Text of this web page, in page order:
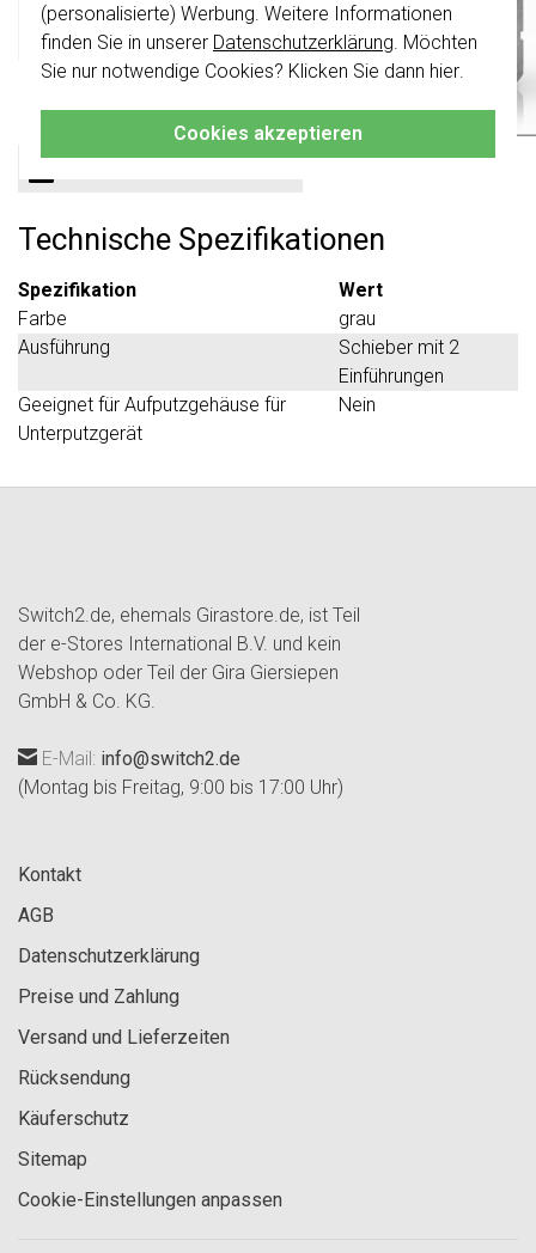
(personalisierte) Werbung. Weitere Informationen
finden Sie in unserer Datenschutzerklärung . Möchten
Sie nur notwendige Cookies? Klicken Sie dann hier
Cookies akzeptieren
Schnelle Lieferzeiten
Produktbeschreibung
Technische Spezifikationen
Spezifikation
Wert
Farbe
grau
Ausführung
Schieber mit 2
Einführungen
Geeignet für Aufputzgehäuse für
Unterputzgerät
Nein
Switch2.de, ehemals Girastore.de, ist Teil
der e-Stores International B.V. und kein
Webshop oder Teil der Gira Giersiepen
GmbH & Co. KG.
E-Mail: info@switch2.de
(Montag bis Freitag, 9:00 bis 17:00 Uhr)
Kontakt
AGB
Datenschutzerklärung
Preise und Zahlung
Versand und Lieferzeiten
Rücksendung
Käuferschutz
Sitemap
Cookie-Einstellungen anpassen
2024 kombinierbar.
Klicken Sie hier
für weitere Informationen,
damit Sie immer das Richtige bestellen.